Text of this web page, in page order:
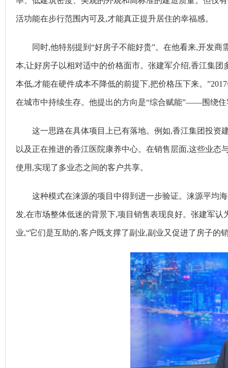
活功能在步行范围内可及,才能真正提升居住的幸福感。
同时,他特别提到“好房子不能好贵”。在他看来,开发
本,让好房子以相对适中的价格面市。张建军介绍,香江集
本低,才能在硬件成本不降低的前提下,把价格压下来。
在城市中持续生存。他提出的方向是“综合赋能”——围绕
这一思路在具体项目上已有落地。例如,香江集团投资
以及正在推进的香江医院康养中心。在销售层面,这些业
使用,实现了多业态之间的客户共享。
这种模式在涞源的项目中得到进一步验证。涞源平均
发,在市场整体低迷的背景下,项目销售表现良好。张建军
业,“它们是互助的,客户既支撑了副业,副业又促进了房子的